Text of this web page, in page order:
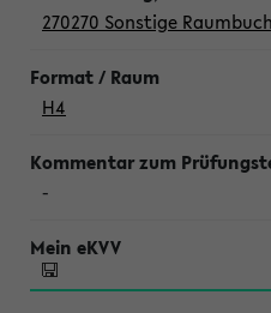
270270 Sonstige
H4
-